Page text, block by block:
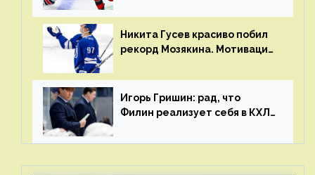
Никита Гусев красиво побил
рекорд Мозякина. Мотивации
много
Игорь Гришин: рад, что
Филин реализует себя в КХЛ
стали загонять его в рамки